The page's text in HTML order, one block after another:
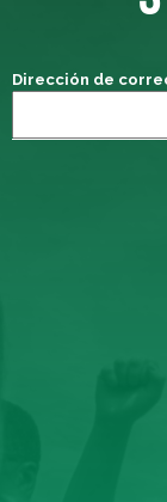
Dirección de